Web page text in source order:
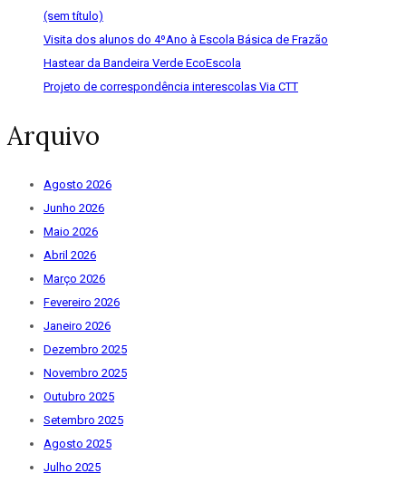
(sem título)
Visita dos alunos do 4ºAno à Escola Básica de Frazão
Hastear da Bandeira Verde EcoEscola
Projeto de correspondência interescolas Via CTT
Arquivo
Agosto 2026
Junho 2026
Maio 2026
Abril 2026
Março 2026
Fevereiro 2026
Janeiro 2026
Dezembro 2025
Novembro 2025
Outubro 2025
Setembro 2025
Agosto 2025
Julho 2025